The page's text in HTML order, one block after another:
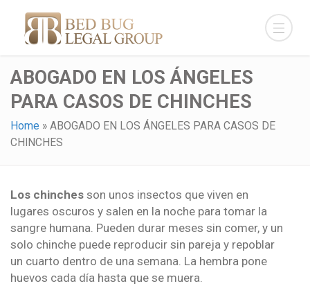
ABOGADO EN LOS ÁNGELES
PARA CASOS DE CHINCHES
Home » ABOGADO EN LOS ÁNGELES PARA CASOS DE
CHINCHES
Los chinches son unos insectos que viven en
lugares oscuros y salen en la noche para tomar la
sangre humana. Pueden durar meses sin comer, y un
solo chinche puede reproducir sin pareja y repoblar
un cuarto dentro de una semana. La hembra pone
huevos cada día hasta que se muera.